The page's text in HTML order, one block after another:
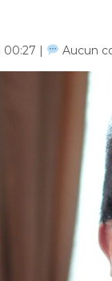
00:27 | Aucun